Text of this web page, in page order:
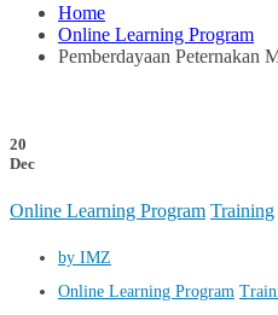
Home
Online Learning Program
Pemberdayaan Peternakan
20
Dec
Online Learning Program Training
by IMZ
Online Learning Program